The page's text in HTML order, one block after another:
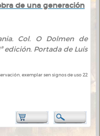
de una generación
Col. O Dolmen de
edición. Portada de Luís
exemplar sen signos de uso 22